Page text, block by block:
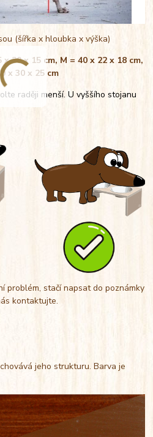
(šířka x hloubka x výška)
x 20 x 15 cm, M = 40 x 22 x 18 cm,
x 30 x 25 cm
raději menší. U vyššího stojanu
problém, stačí napsat do poznámky
kontaktujte.
jeho strukturu. Barva je